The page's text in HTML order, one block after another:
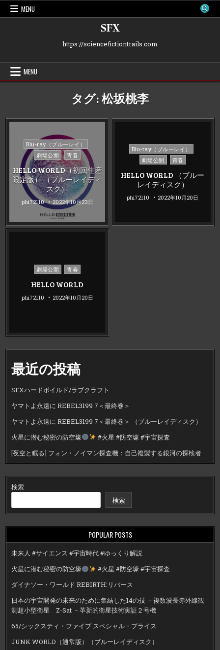
Skip
MENU
SFX
https://sciencefictiontrails.com
MENU
タグ:松坂桃李
Posted
in
Blu-ray（ブルーレイ）
劇場公開
青春
HELLO WORLD（初回生産
限定版） （ブルーレイディ
スク）
phi72110 2022年10月23日
Posted
Blu-ray（ブルーレイ）
劇場公開
青春
HELLO WORLD （ブルー
レイディスク）
phi72110 2022年10月20日
Posted
劇場公開 青春
HELLO WORLD
phi72110 2022年10月20日
最近の投稿
SFXハードボイルド/ラブクラフト
ヤマトよ永遠に REBEL3199 7＜最終巻＞
ヤマトよ永遠に REBEL3199 7＜最終巻＞ （ブルーレイディスク）
火星に潜む秘密の防空壕
#火星 #防空壕 #宇宙探査
[夜空と眠る] フォン・ノイマン探査機：自己複製する銀河の探検者
検索
検索
POPULAR POSTS
未来人 #サイエンス #宇宙時代 #ゆっくり解説
火星に潜む秘密の防空壕
#火星 #防空壕 #宇宙探査
ダイナソー・ワールド REBIRTH:リバース
日本の宇宙開発の未来のために集結した14の技 －複数波長赤外線観
測超小型衛星 Z-Sat －革新的衛星技術実証２号機
65/シックスティ・ファイブ スペシャル・プライス
JUNK WORLD（通常版）（ブルーレイディスク）